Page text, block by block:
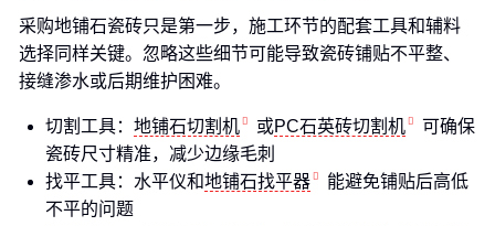
采购地铺石瓷砖只是第一步，施工环节的配套工具和辅料
选择同样关键。忽略这些细节可能导致瓷砖铺贴不平整、
接缝渗水或后期维护困难。
切割工具： 地铺石切割机 或PC石英砖切割机
可确保
瓷砖尺寸精准，减少边缘毛刺
找平工具：水平仪和地铺石找平器
能避免铺贴后高低
不平的问题